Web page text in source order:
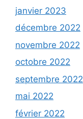
janvier 2023
décembre 2022
novembre 2022
octobre 2022
septembre 2022
mai 2022
février 2022